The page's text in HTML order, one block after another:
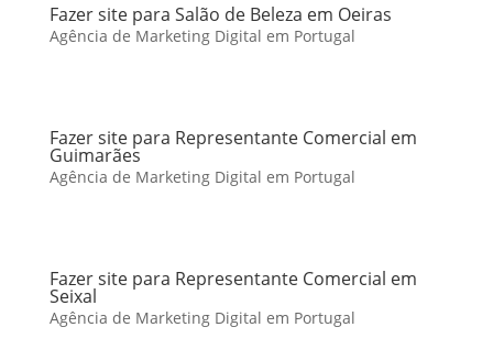
Fazer site para Salão de Beleza em Oeiras
Agência de Marketing Digital em Portugal
Fazer site para Representante Comercial em
Guimarães
Agência de Marketing Digital em Portugal
Fazer site para Representante Comercial em
Seixal
Agência de Marketing Digital em Portugal